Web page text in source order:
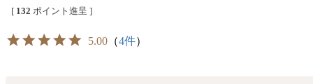
[ 132 ポイント進呈 ]
5.00 （4件）